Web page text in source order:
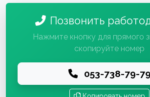
Позвонить
Нажмите кнопку для прямого
скопируйте номер
053-738-79-79